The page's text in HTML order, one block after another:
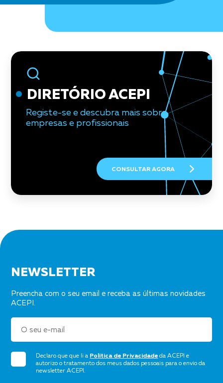
widget
DIRETÓRIO ACEPI
Registe-se e descubra mais sobre
empresas e profissionais
CONSULTAR AGORA
Newsletter
NEWSLETTER
Preencha com o seu email e receba as últimas novidades
ACEPI.
Email
Declaro que que li a Política de Privacidade da ACEPI e
autorizo o tratamento dos meus dados pessoais para o envio da
newsletter ACEPI.